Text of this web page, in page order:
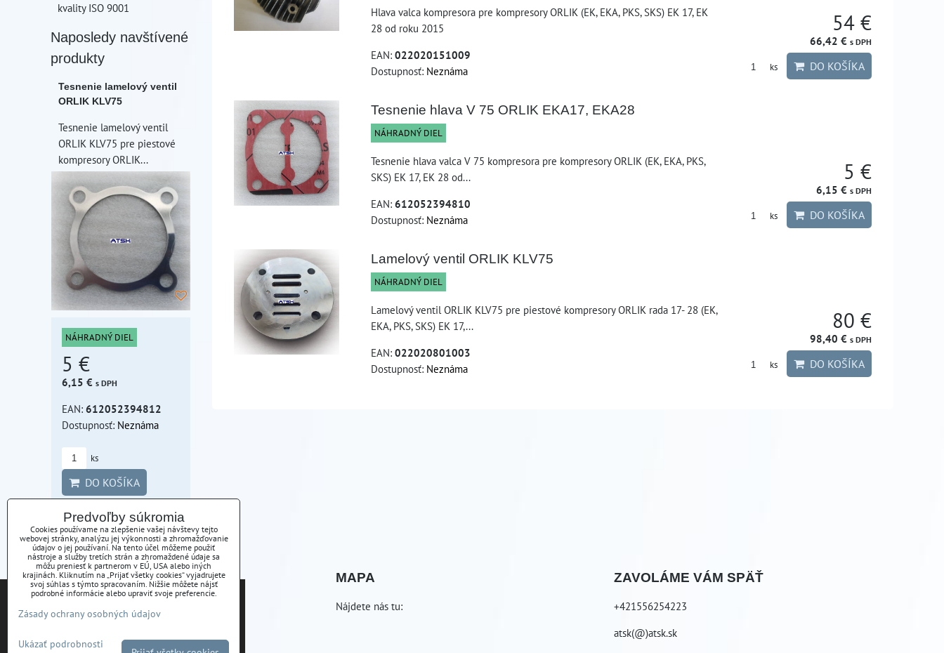
Hlava valca kompresora pre kompresory ORLIK (EK, EKA, PKS, SKS) EK 17, EK
28 od roku 2015
EAN: 022020151009
Dostupnosť: Neznáma
54 €
66,42 € s DPH
ks DO KOŠÍKA
Tesnenie hlava V 75 ORLIK EKA17, EKA28
NÁHRADNÝ DIEL
Tesnenie hlava valca V 75 kompresora pre kompresory ORLIK (EK, EKA, PKS,
SKS) EK 17, EK 28 od...
EAN: 612052394810
Dostupnosť: Neznáma
5 €
6,15 € s DPH
ks DO KOŠÍKA
Lamelový ventil ORLIK KLV75
NÁHRADNÝ DIEL
Lamelový ventil ORLIK KLV75 pre piestové kompresory ORLIK rada 17- 28 (EK,
EKA, PKS, SKS) EK 17,...
EAN: 022020801003
Dostupnosť: Neznáma
80 €
98,40 € s DPH
ks DO KOŠÍKA
kvality ISO 9001
Naposledy navštívené
produkty
Tesnenie lamelový ventil
ORLIK KLV75
Tesnenie lamelový ventil
ORLIK KLV75 pre piestové
kompresory ORLIK...
NÁHRADNÝ DIEL
5 €
6,15 € s DPH
EAN: 612052394812
Dostupnosť: Neznáma
ks
DO KOŠÍKA
KONTAKT MAPA
Nájdete nás tu:
ZAVOLÁME VÁM SPÄŤ
+421556254223
atsk(@)atsk.sk
Predvoľby súkromia
Cookies používame na zlepšenie vašej návštevy tejto
webovej stránky, analýzu jej výkonnosti a zhromažďovanie
údajov o jej používaní. Na tento účel môžeme použiť
nástroje a služby tretích strán a zhromaždené údaje sa
môžu preniesť k partnerom v EÚ, USA alebo iných
krajinách. Kliknutím na „Prijať všetky cookies“ vyjadrujete
svoj súhlas s týmto spracovaním. Nižšie môžete nájsť
podrobné informácie alebo upraviť svoje preferencie.
Zásady ochrany osobných údajov
Ukázať podrobnosti
Tieto internetové stránky používajú súbory cookies.
ako je možné zabrániť ich používaniu nájdete na